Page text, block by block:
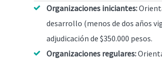
Organizaciones iniciantes:
desarrollo (menos de dos años
adjudicación de $350.000 pesos.
Organizaciones regulares: